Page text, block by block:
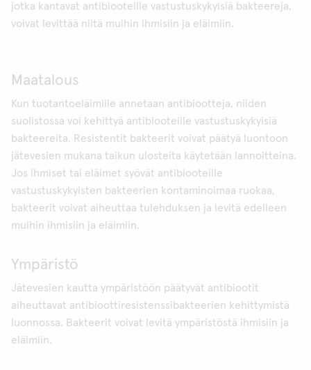
jotka kantavat antibiooteille vastustuskykyisiä bakteereja,
voivat levittää niitä muihin ihmisiin ja eläimiin.
Maatalous
Kun tuotantoeläimille annetaan antibiootteja, niiden
suolistossa voi kehittyä antibiooteille vastustuskykyisiä
bakteereita. Resistentit bakteerit voivat päätyä luontoon
jätevesien mukana taikun ulosteita käytetään lannoitteina.
Jos ihmiset tai eläimet syövät antibiooteille
vastustuskykyisten bakteerien kontaminoimaa ruokaa,
bakteerit voivat aiheuttaa tulehduksen ja levitä edelleen
muihin ihmisiin ja eläimiin.
Ympäristö
Jätevesien kautta ympäristöön päätyvät antibiootit
aiheuttavat antibioottiresistenssibakteerien kehittymistä
luonnossa. Bakteerit voivat levitä ympäristöstä ihmisiin ja
eläimiin.